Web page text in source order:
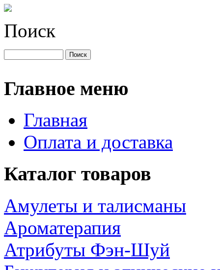
Поиск
Главное меню
Главная
Оплата и доставка
Каталог товаров
Амулеты и талисманы
Ароматерапия
Атрибуты Фэн-Шуй